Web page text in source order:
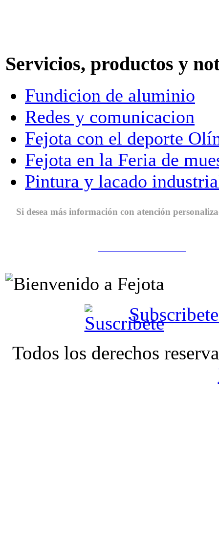
Servicios, productos y
Fundicion de aluminio
Redes y comunicacion
Fejota con el deporte
Fejota en la Feria de
Pintura y lacado
Si desea más información con atención
Todos los derechos